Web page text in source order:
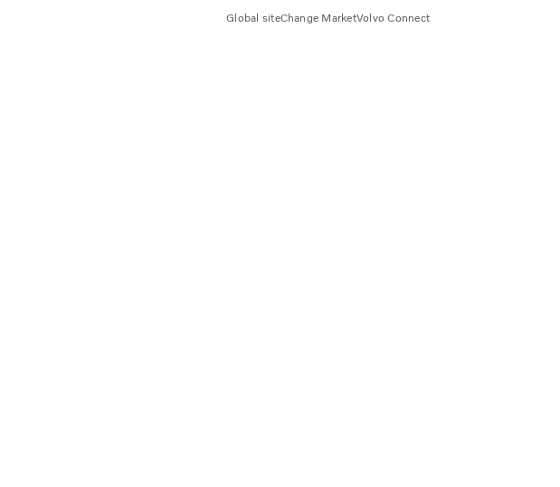
Global siteChange MarketVolvo Connect